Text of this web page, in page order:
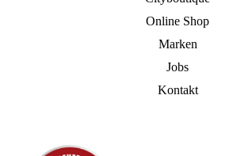
Online Shop
Marken
Jobs
Kontakt